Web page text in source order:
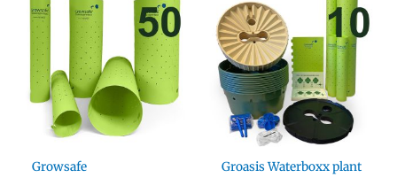
Growsafe
Groasis Waterboxx plant